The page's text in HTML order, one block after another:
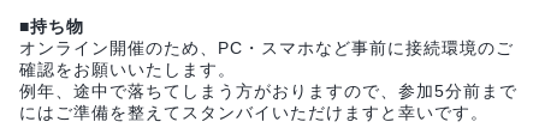
■持ち物
オンライン開催のため、PC・スマホなど事前に接続環境のご
確認をお願いいたします。
例年、途中で落ちてしまう方がおりますので、参加5分前まで
にはご準備を整えてスタンバイいただけますと幸いです。